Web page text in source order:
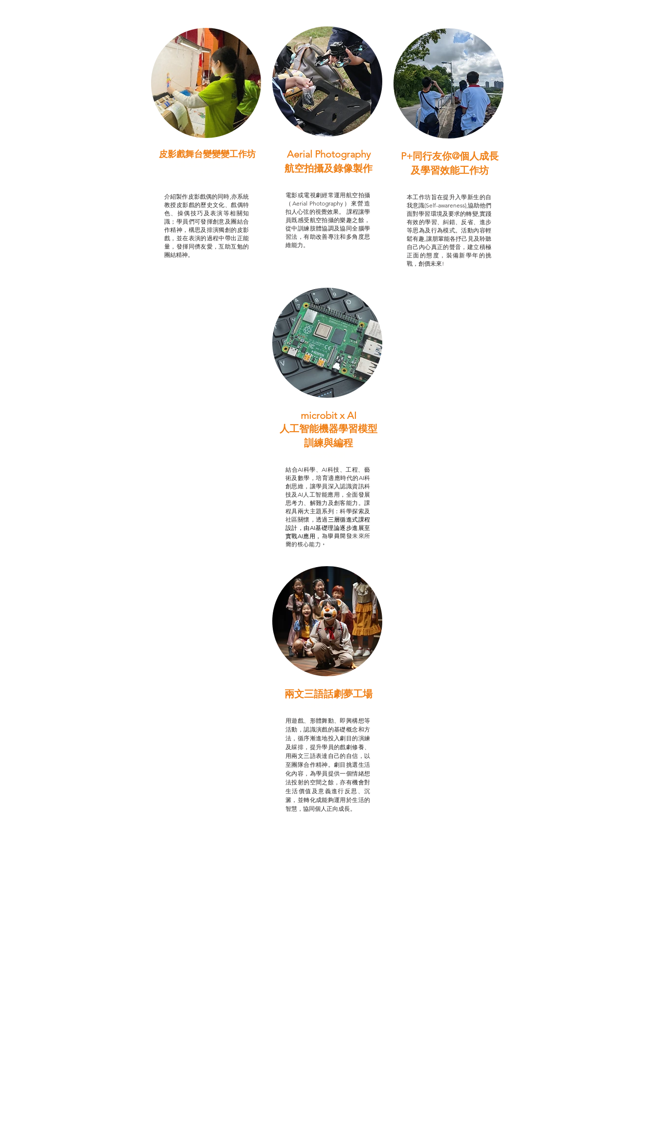
皮影戲舞台變變變工作坊
介紹製作皮影戲偶的同時,亦系統
教授皮影戲的歷史文化、戲偶特
色、操偶技巧及表演等相關知
識；學員們可發揮創意及團結合
作精神，構思及排演獨創的皮影
戲，並在表演的過程中帶出正能
量，發揮同儕友愛，互助互勉的
團結精神。
Aerial Photography
航空拍攝及錄像製作
電影或電視劇經常運用航空拍攝
（Aerial Photography）來營造
扣人心弦的視覺效果。 課程讓學
員既感受航空拍攝的樂趣之餘，
從中訓練肢體協調及協同全腦學
習法，有助改善專注和多角度思
維能力。
P+同行友你@個人成長
及學習效能工作坊
本工作坊旨在提升入學新生的自
我意識(Self-awareness),協助他們
面對學習環境及要求的轉變,實踐
有效的學習、糾錯、反省、進步
等思為及行為模式。活動內容輕
鬆有趣,讓朋輩能各抒己見及聆聽
自己內心真正的聲音，建立積極
正面的態度，裝備新學年的挑
戰，創價未來!
microbit x AI
人工智能機器學習模型
訓練與編程
結合AI科學、AI科技、工程、藝
術及數學，培育適應時代的AI科
創思維，讓學員深入認識資訊科
技及AI人工智能應用，全面發展
思考力、解難力及創客能力。課
程具兩大主題系列：科學探索及
社區關懷，透過 三層循進式課程
設計， 由AI基礎理論逐步進展至
實戰AI應用， 為學員開發未來所
需的核心能力。
兩文三語話劇夢工場
用遊戲、形體舞動、即興構想等
活動，認識演戲的基礎概念和方
法，循序漸進地投入劇目的演練
及綵排，提升學員的戲劇修養、
用兩文三語表達自己的自信，以
至團隊合作精神。劇目挑選生活
化內容，為學員提供一個情緒想
法投射的空間之餘，亦有機會對
生活價值及意義進行反思、沉
澱，並轉化成能夠運用於生活的
智慧，協同個人正向成長。